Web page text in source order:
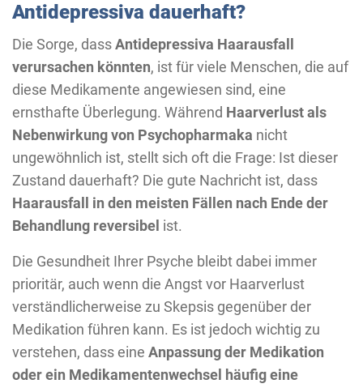
Antidepressiva dauerhaft?
Die Sorge, dassAntidepressiva Haarausfall
verursachen könnten, ist für viele Menschen, die auf
diese Medikamente angewiesen sind, eine
ernsthafte Überlegung. Während Haarverlust als
Nebenwirkung von Psychopharmaka nicht
ungewöhnlich ist, stellt sich oft die Frage: Ist dieser
Zustand dauerhaft? Die gute Nachricht ist, dass
Haarausfall in den meisten Fällen nach Ende der
Behandlung reversibel ist.
Die Gesundheit Ihrer Psyche bleibt dabei immer
prioritär, auch wenn die Angst vor Haarverlust
verständlicherweise zu Skepsis gegenüber der
Medikation führen kann. Es ist jedoch wichtig zu
verstehen, dass eine Anpassung der Medikation
oder ein Medikamentenwechsel häufig eine